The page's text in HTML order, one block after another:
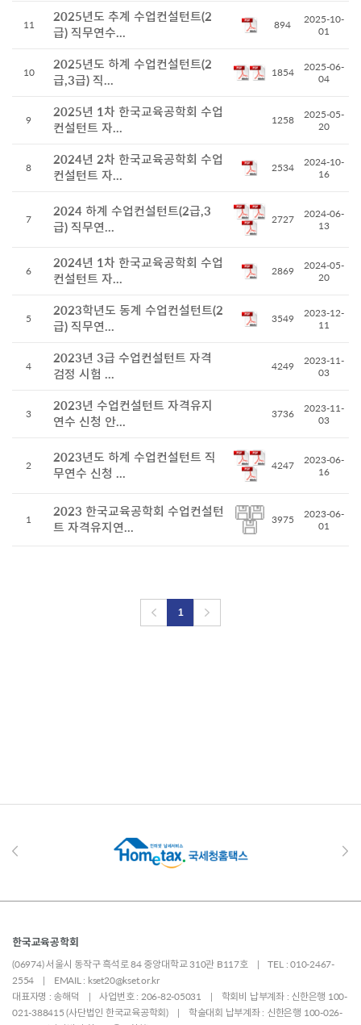
11
2025년도 추계 수업컨설턴트(2
급) 직무연수...
894
2025-10-
01
10
2025년도 하계 수업컨설턴트(2
급,3급) 직...
1854
2025-06-
04
9
2025년 1차 한국교육공학회 수업
컨설턴트 자...
1258
2025-05-
20
8
2024년 2차 한국교육공학회 수업
컨설턴트 자...
2534
2024-10-
16
7
2024 하계 수업컨설턴트(2급,3
급) 직무연...
2727
2024-06-
13
6
2024년 1차 한국교육공학회 수업
컨설턴트 자...
2869
2024-05-
20
5
2023학년도 동계 수업컨설턴트(2
급) 직무연...
3549
2023-12-
11
4
2023년 3급 수업컨설턴트 자격
검정 시험 ...
4249
2023-11-
03
3
2023년 수업컨설턴트 자격유지
연수 신청 안...
3736
2023-11-
03
2
2023년도 하계 수업컨설턴트 직
무연수 신청 ...
4247
2023-06-
16
1
2023 한국교육공학회 수업컨설턴
트 자격유지연...
3975
2023-06-
01
1
한국교육공학회
(06974) 서울시 동작구 흑석로 84 중앙대학교 310관 B117호 | TEL : 010-2467-
2554 | EMAIL : kset20@kset.or.kr
대표자명 : 송해덕 | 사업번호 : 206-82-05031 | 학회비 납부계좌 : 신한은행 100-
021-388415 (사단법인 한국교육공학회) | 학술대회 납부계좌 : 신한은행 100-026-